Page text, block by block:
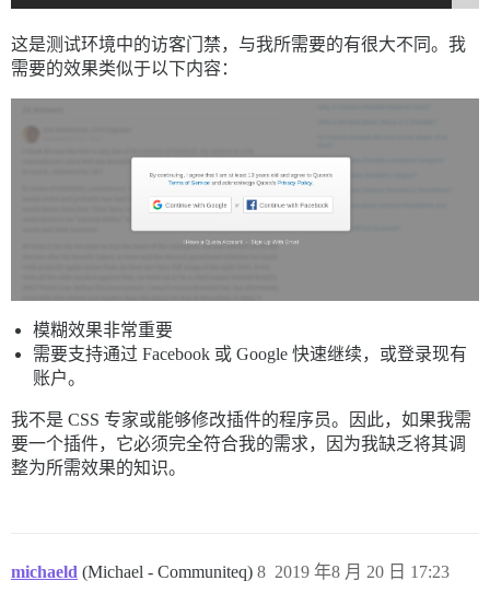
这是测试环境中的访客门禁，与我所需要的有很大不同。我
需要的效果类似于以下内容：
模糊效果非常重要
需要支持通过 Facebook 或 Google 快速继续，或登录现有
账户。
我不是 CSS 专家或能够修改插件的程序员。因此，如果我需
要一个插件，它必须完全符合我的需求，因为我缺乏将其调
整为所需效果的知识。
michaeld (Michael - Communiteq) 2019 年8 月 20 日 17:23
8